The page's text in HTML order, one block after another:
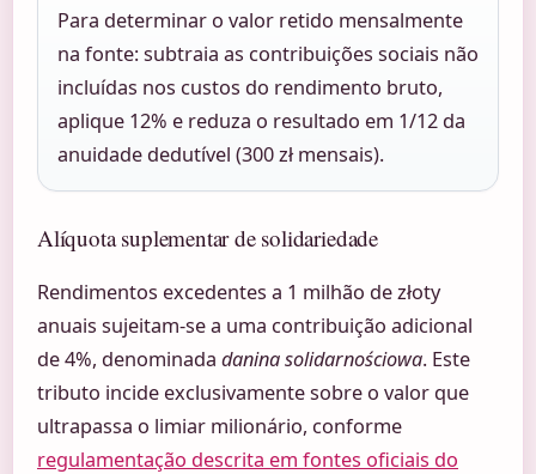
Para determinar o valor retido mensalmente
na fonte: subtraia as contribuições sociais não
incluídas nos custos do rendimento bruto,
aplique 12% e reduza o resultado em 1/12 da
anuidade dedutível (300 zł mensais).
Alíquota suplementar de solidariedade
Rendimentos excedentes a 1 milhão de złoty
anuais sujeitam-se a uma contribuição adicional
de 4%, denominada danina solidarnościowa. Este
tributo incide exclusivamente sobre o valor que
ultrapassa o limiar milionário, conforme
regulamentação descrita em fontes oficiais do